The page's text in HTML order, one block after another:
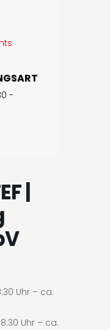
-
|
Uhr – ca.
Uhr – ca.